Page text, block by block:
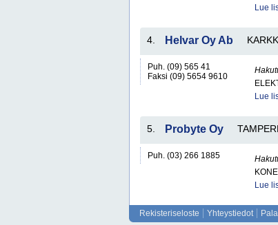
Lue
4. Helvar Oy Ab
Puh. (09) 565 41
Faksi (09) 5654 9610
Lue
5. Probyte Oy
Puh. (03) 266 1885
Lue
Rekisteriseloste Yhteystiedot